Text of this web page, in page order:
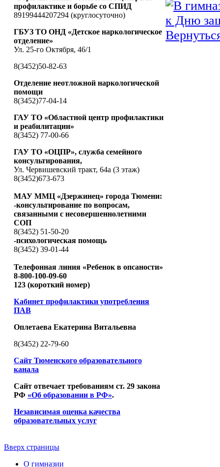
профилактике и борьбе со СПИД
89199444207294 (круглосуточно)
ГБУЗ ТО ОНД «Детское наркологическое
отделение»
Ул. 25-го Октября, 46/1
8(3452)50-82-63
Отделение неотложной наркологической
помощи
8(3452)77-04-14
ГАУ ТО «Областной центр профилактики
и реабилитации»
8(3452) 77-00-66
ГАУ ТО «ОЦПР», служба семейного
консультирования,
Ул. Червишевский тракт, 64а (3 этаж)
8(3452)673-673
МАУ ММЦ «Дзержинец» города Тюмени:
-консультирование по вопросам,
связанными с несовершеннолетними
СОП
8(3452) 51-50-20
-психологическая помощь
8(3452) 39-01-44
Телефонная линия «Ребенок в опсаности»
8-800-100-09-60
123 (короткий номер)
Кабинет профилактики употребления
ПАВ
Оплетаева Екатерина Витальевна
8(3452) 22-79-60
Сайт Тюменского образовательного
канала
Сайт отвечает требованиям ст. 29 закона
РФ «Об образовании в РФ».
Независимая оценка качества
образовательных услуг
Вверх страницы
О гимназии